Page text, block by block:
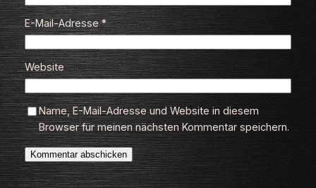
E-Mail-Adresse*
Website
Name, E-Mail-Adresse und Website in diesem
Browser für meinen nächsten Kommentar speichern.